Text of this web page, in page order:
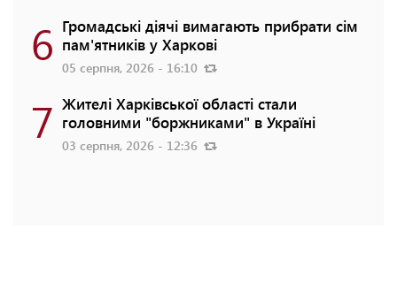
6 Громадські діячі вимагають прибрати сім
пам'ятників у Харкові
05 серпня, 2026 - 16:10
7 Жителі Харківської області стали
головними "боржниками" в Україні
03 серпня, 2026 - 12:36